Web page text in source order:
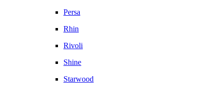
Persa
Rhin
Rivoli
Shine
Starwood